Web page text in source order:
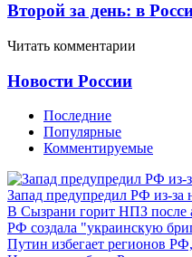
Второй за день: в
Читать комментарии
Новости России
Последние
Популярные
Комментируемые
Запад предупредил РФ из-за
В Сызрани горит НПЗ после
РФ создала "украинскую
Путин избегает регионов